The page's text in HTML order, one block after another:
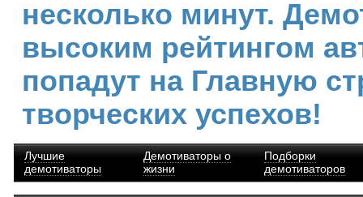
несколько минут.
высоким рейтингом
попадут на Главную
творческих успехов!
Лучшие
демотиваторы
Демотиваторы о
жизни
Подборки
демотиваторов